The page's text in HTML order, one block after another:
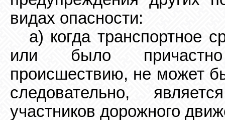
видах опасности:
a) когда транспортное
или было причастно
происшествию, не может
следовательно,
участников дорожного